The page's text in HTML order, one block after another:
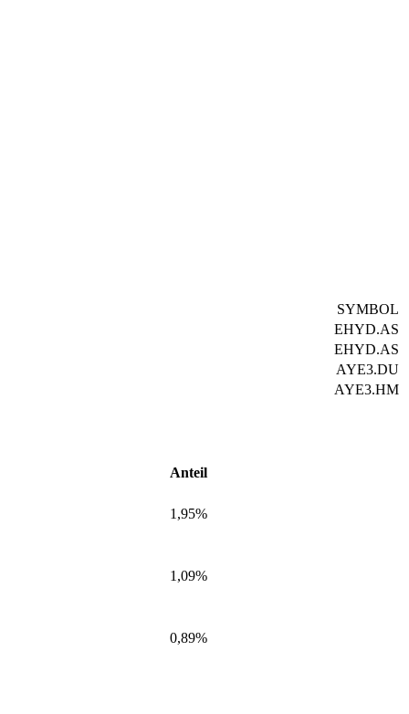
SYMBOL
EHYD.AS
EHYD.AS
AYE3.DU
AYE3.HM
Anteil
1,95%
1,09%
0,89%